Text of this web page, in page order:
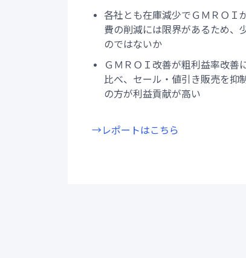
各社とも在庫減少でＧＭＲＯＩ
費の削減には限界があるため、
のではないか
ＧＭＲＯＩ改善が粗利益率改善
比べ、セール・値引き販売を抑
の方が利益貢献が高い
→レポートはこちら